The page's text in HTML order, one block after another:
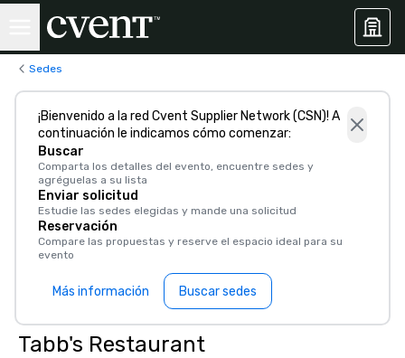
Sedes
¡Bienvenido a la red Cvent Supplier Network (CSN)! A
continuación le indicamos cómo comenzar:
Buscar
Comparta los detalles del evento, encuentre sedes y
agréguelas a su lista
Enviar solicitud
Estudie las sedes elegidas y mande una solicitud
Reservación
Compare las propuestas y reserve el espacio ideal para su
evento
Más información Buscar sedes
Tabb's Restaurant